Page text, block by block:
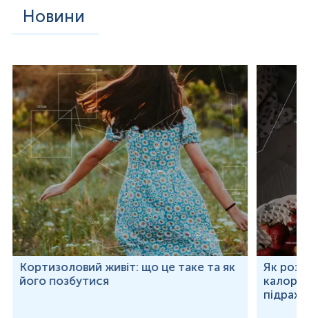
Новини
Кортизоловий живіт: що це таке та як
його позбутися
Як